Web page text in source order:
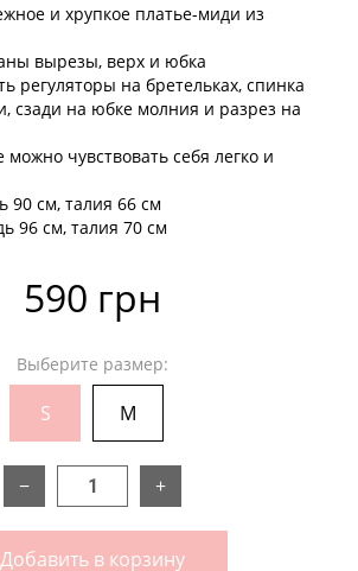
и хрупкое платье-миди из
вырезы, верх и юбка
регуляторы на бретельках, спинка
сзади на юбке молния и разрез на
можно чувствовать себя легко и
90 см, талия 66 см
96 см, талия 70 см
590 грн
Выберите размер:
S M
− +
Добавить в корзину